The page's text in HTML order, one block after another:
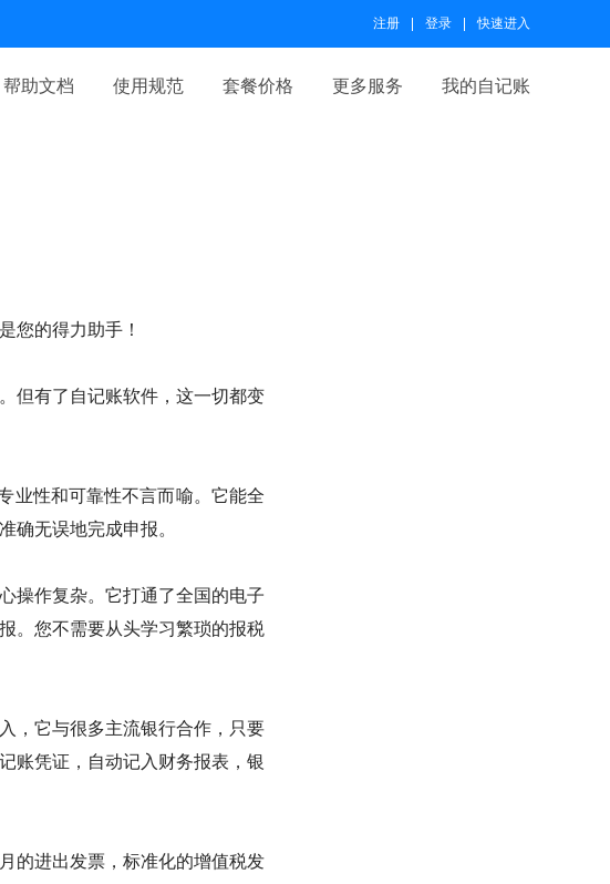
注册 登录 快速进入
帮助文档 使用规范 套餐价格 更多服务 我的自记账
您的得力助手！
但有了自记账软件，这一切都变
业性和可靠性不言而喻。它能全
确无误地完成申报。
操作复杂。它打通了全国的电子
。您不需要从头学习繁琐的报税
，它与很多主流银行合作，只要
账凭证，自动记入财务报表，银
的进出发票，标准化的增值税发